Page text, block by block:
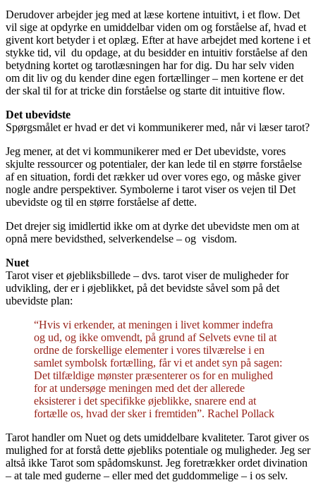
Derudover arbejder jeg med at læse kortene intuitivt, i et flow. Det
vil sige at opdyrke en umiddelbar viden om og forståelse af, hvad et
givent kort betyder i et oplæg. Efter at have arbejdet med kortene i et
stykke tid, vil du opdage, at du besidder en intuitiv forståelse af den
betydning kortet og tarotlæsningen har for dig. Du har selv viden
om dit liv og du kender dine egen fortællinger – men kortene er det
der skal til for at tricke din forståelse og starte dit intuitive flow.
Det ubevidste
Spørgsmålet er hvad er det vi kommunikerer med, når vi læser tarot?
Jeg mener, at det vi kommunikerer med er Det ubevidste, vores
skjulte ressourcer og potentialer, der kan lede til en større forståelse
af en situation, fordi det rækker ud over vores ego, og måske giver
nogle andre perspektiver. Symbolerne i tarot viser os vejen til Det
ubevidste og til en større forståelse af dette.
Det drejer sig imidlertid ikke om at dyrke det ubevidste men om at
opnå mere bevidsthed, selverkendelse – og visdom.
Nuet
Tarot viser et øjebliksbillede – dvs. tarot viser de muligheder for
udvikling, der er i øjeblikket, på det bevidste såvel som på det
ubevidste plan:
“Hvis vi erkender, at meningen i livet kommer indefra
og ud, og ikke omvendt, på grund af Selvets evne til at
ordne de forskellige elementer i vores tilværelse i en
samlet symbolsk fortælling, får vi et andet syn på sagen:
Det tilfældige mønster præsenterer os for en mulighed
for at undersøge meningen med det der allerede
eksisterer i det specifikke øjeblikke, snarere end at
fortælle os, hvad der sker i fremtiden”. Rachel Pollack
Tarot handler om Nuet og dets umiddelbare kvaliteter. Tarot giver os
mulighed for at forstå dette øjebliks potentiale og muligheder. Jeg ser
altså ikke Tarot som spådomskunst. Jeg foretrækker ordet divination
– at tale med guderne – eller med det guddommelige – i os selv.